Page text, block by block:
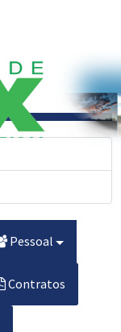
Pessoal
Contratos